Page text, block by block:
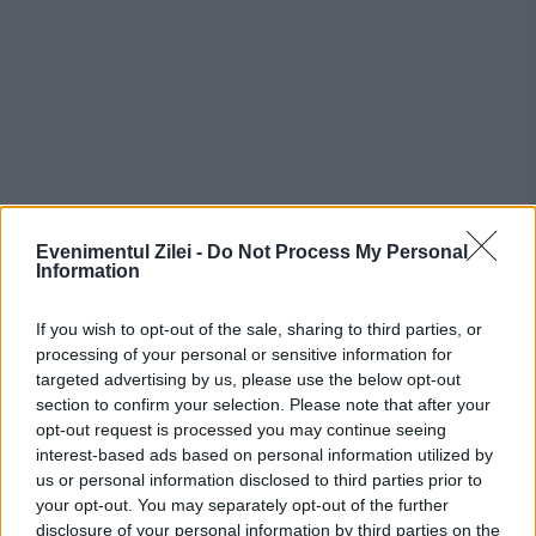
Evenimentul Zilei - Do Not Process My Personal
Information
If you wish to opt-out of the sale, sharing to third parties, or
processing of your personal or sensitive information for
targeted advertising by us, please use the below opt-out
section to confirm your selection. Please note that after your
opt-out request is processed you may continue seeing
interest-based ads based on personal information utilized by
us or personal information disclosed to third parties prior to
your opt-out. You may separately opt-out of the further
disclosure of your personal information by third parties on the
Sânzienelor
În tradiția românească, este interzis să
muncești în ziua de Sânziene, fie pe câmp
sau în gospodărie, deoarece se crede că
acest lucru poate supăra sânzienele și